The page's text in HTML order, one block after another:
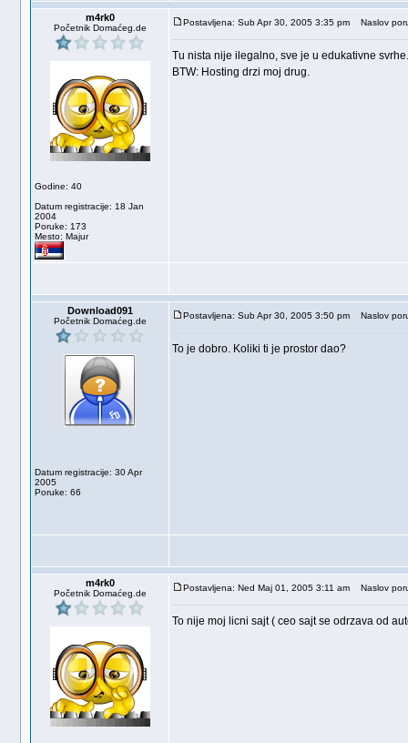
m4rk0
Početnik Domaćeg.de
Godine: 40
Datum registracije: 18 Jan
2004
Poruke: 173
Mesto: Majur
Postavljena: Sub Apr 30, 2005 3:35 pm Naslov
Tu nista nije ilegalno, sve je u edukativne svrhe.
BTW: Hosting drzi moj drug.
Download091
Početnik Domaćeg.de
Datum registracije: 30 Apr
2005
Poruke: 66
Postavljena: Sub Apr 30, 2005 3:50 pm Naslov
To je dobro. Koliki ti je prostor dao?
m4rk0
Početnik Domaćeg.de
Postavljena: Ned Maj 01, 2005 3:11 am Naslov
To nije moj licni sajt ( ceo sajt se odrzava od